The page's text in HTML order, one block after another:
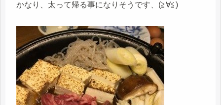
かなり、太って帰る事になりそうです、(≧∀≦)